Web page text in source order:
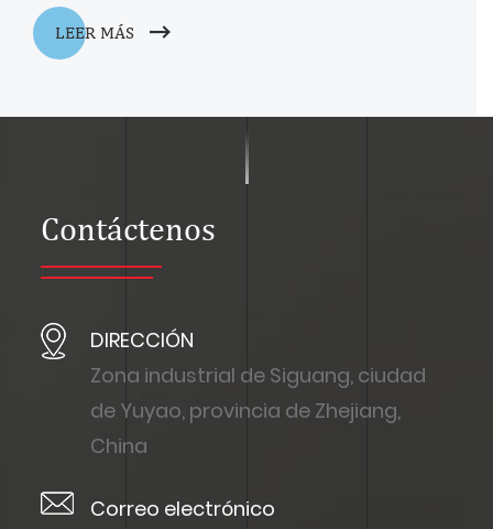
LEER MÁS
Contáctenos
DIRECCIÓN
Zona industrial de Siguang, ciudad
de Yuyao, provincia de Zhejiang,
China
Correo electrónico